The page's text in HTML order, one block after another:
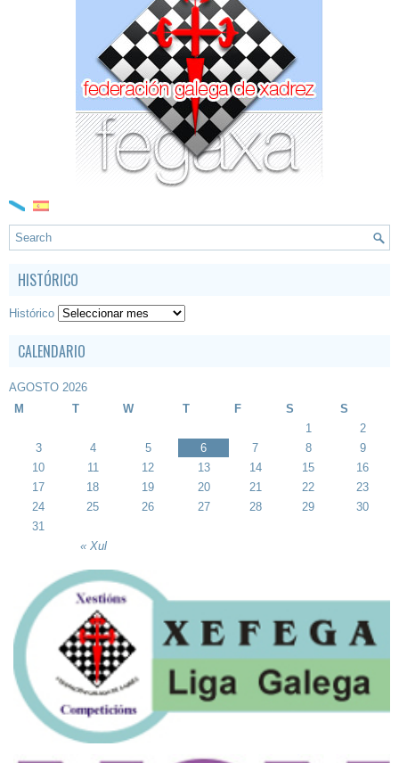
HISTÓRICO
Histórico
CALENDARIO
AGOSTO 2026
M
T W T F S S
« Xul
1
2
3
4 5 6 7 8
9
10
11 12 13 14 15
16
17
18 19 20 21 22
23
24
25 26 27 28 29
30
31